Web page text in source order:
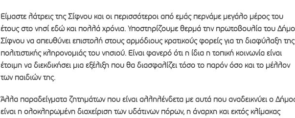
Είμαστε λάτρεις της Σίφνου και οι περισσότεροι από εμάς περνάμε μεγάλο μέρος του
έτους στο νησί εδώ και πολλά χρόνια. Υποστηρίζουμε θερμά την πρωτοβουλία του
Σίφνου να απευθύνει επιστολή στους αρμόδιους κρατικούς φορείς για τη διαφύλαξη της
πολιτιστικής κληρονομιάς του νησιού. Είναι φανερό ότι η ίδια η τοπική κοινωνία είναι
έτοιμη να διεκδικήσει μια εξέλιξη που θα διασφαλίζει τόσο το παρόν όσο και το μέλλον
των παιδιών της.
Άλλα παραδείγματα ζητημάτων που είναι αλληλένδετα με αυτά που αναδεικνύει ο
είναι η ολοκληρωμένη διαχείριση των υδάτινων πόρων, η άναρχη και εκτός κλίμακας